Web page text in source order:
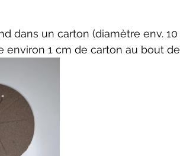
dans un carton (diamètre env.
environ 1 cm de carton au bout